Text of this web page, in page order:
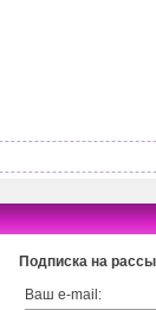
Подписка на
Ваш e-mail: